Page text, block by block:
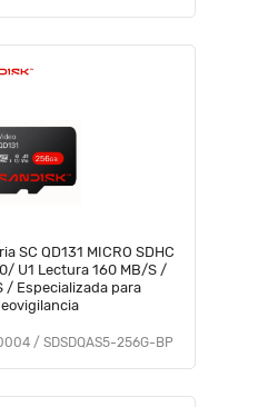
SC QD131 MICRO SDHC
U1 Lectura 160 MB/S /
/ Especializada para
/ SDSDQAS5-256G-BP